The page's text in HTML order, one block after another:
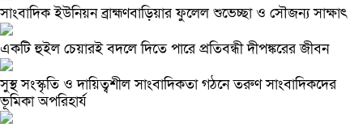
সাংবাদিক ইউনিয়ন ব্রাহ্মণবাড়িয়ার ফুলেল শুভেচ্ছা ও সৌজন্য সাক্ষাৎ
একটি হুইল চেয়ারই বদলে দিতে পারে প্রতিবন্ধী দীপঙ্করের জীবন
সুস্থ সংস্কৃতি ও দায়িত্বশীল সাংবাদিকতা গঠনে তরুণ সাংবাদিকদের
ভূমিকা অপরিহার্য